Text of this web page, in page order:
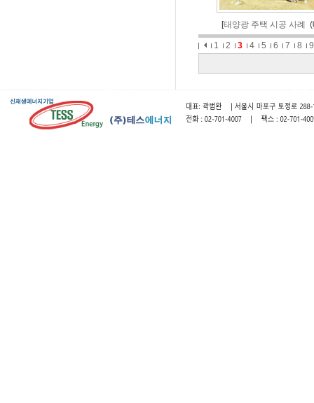
[태양광 주택 시공 사례
1 2 3 4 5 6 7 8